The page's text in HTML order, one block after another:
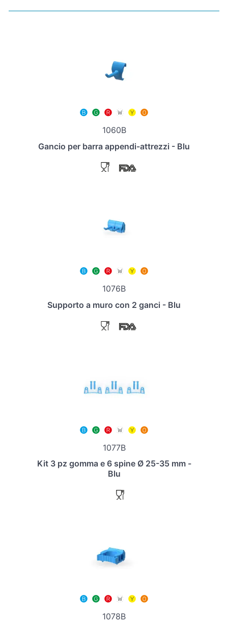
1060B
Gancio per barra appendi-attrezzi - Blu
1076B
Supporto a muro con 2 ganci - Blu
1077B
Kit 3 pz gomma e 6 spine Ø 25-35 mm -
Blu
1078B